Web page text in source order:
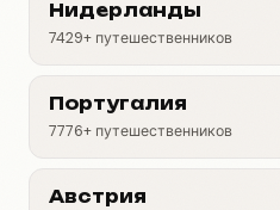
Нидерланды
7429+ путешественников
Португалия
7776+ путешественников
Австрия